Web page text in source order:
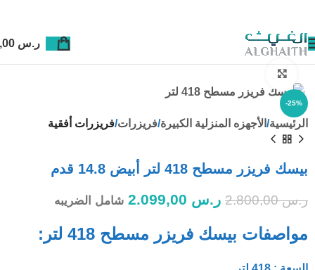
ر.س
-25%
الرئيسية الأجهزه المنزلية الكبيرة فريزرات فريزرات أفقية
بيسك فريزر مسطح 418 لتر أبيض 14.8 قدم
ر.س2.800,00 ر.س شامل الضريبه
مواصفات بيسك فريزر مسطح 418 لتر: